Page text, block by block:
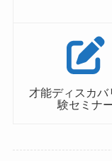
才能ディスカバ
験セミナ